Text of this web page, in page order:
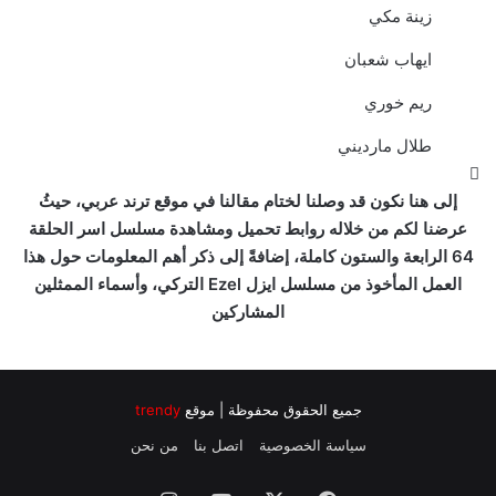
زينة مكي
ايهاب شعبان
ريم خوري
طلال مارديني
إلى هنا نكون قد وصلنا لختام مقالنا في موقع ترند عربي، حيثُ
عرضنا لكم من خلاله روابط تحميل ومشاهدة مسلسل اسر الحلقة
64 الرابعة والستون كاملة، إضافةً إلى ذكر أهم المعلومات حول هذا
العمل المأخوذ من مسلسل ايزل Ezel التركي، وأسماء الممثلين
المشاركين
جميع الحقوق محفوظة | موقع trendy
سياسة الخصوصية
اتصل بنا من نحن